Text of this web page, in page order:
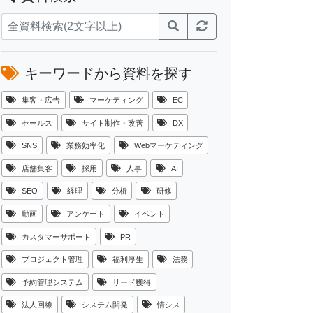
キーワードから資料を探す
集客・広告 マーケティング EC
セールス サイト制作・改善 DX
SNS 業務効率化 Webマーケティング
店舗集客 採用 人事 AI
SEO 経理 分析 研修
動画 アンケート イベント
カスタマーサポート PR
プロジェクト管理 福利厚生 法務
予約管理システム リード獲得
法人回線 システム開発 情シス